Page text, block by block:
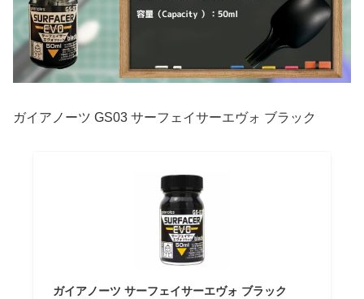
ガイアノーツ GS03 サーフェイサーエヴォ ブラック
ガイアノーツ サーフェイサーエヴォ ブラック